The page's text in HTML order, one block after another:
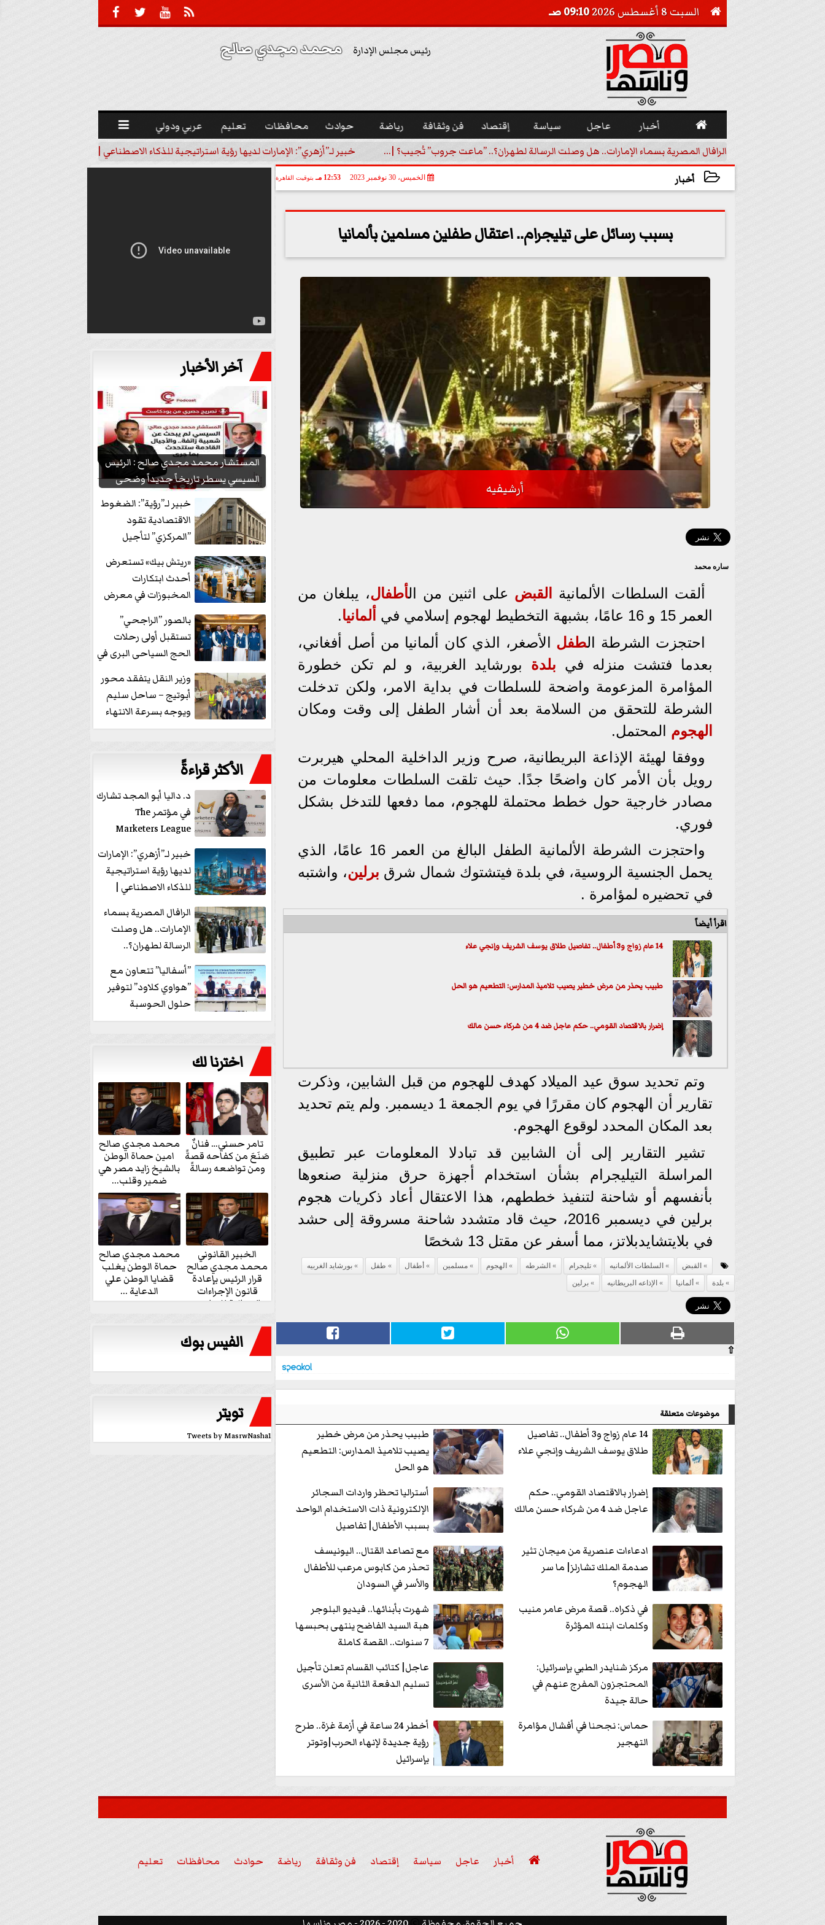
  

 السبت 8 أغسطس 2026 09:10 صـ
رئيس مجلس الإدارة محمد مجدي صالح
 أخبار عاجل سياسة إقتصاد فن وثقافة رياضة حوادث محافظات تعليم عربي ودولي 
الرافال المصرية بسماء الإمارات.. هل وصلت الرسالة لطهران؟.. ”ماعت جروب” تُجيب؟ |... خبير لـ”أزهري”: الإمارات لديها رؤية استراتيجية للذكاء الاصطناعي | فيديو
أخبار الخميس، 30 نوفمبر 2023 12:53 مـ بتوقيت القاهرة
بسبب رسائل على تيليجرام.. اعتقال طفلين مسلمين بألمانيا
أرشيفيه
ساره محمد
ألقت السلطات الألمانية القبض على اثنين من الأطفال، يبلغان من
العمر 15 و 16 عامًا، بشبهة التخطيط لهجوم إسلامي في
ألمانيا.
احتجزت الشرطة الطفل الأصغر، الذي كان ألمانيا من أصل أفغاني،
بعدما فتشت منزله في بلدة بورشايد الغربية، و لم تكن خطورة
المؤامرة المزعومة واضحة للسلطات في بداية الامر، ولكن تدخلت
الشرطة للتحقق من السلامة بعد أن أشار الطفل إلى وقت ومكان
الهجوم المحتمل.
ووفقا لهيئة الإذاعة البريطانية، صرح وزير الداخلية المحلي هيربرت
رويل بأن الأمر كان واضحًا جدًا. حيث تلقت السلطات معلومات من
مصادر خارجية حول خطط محتملة للهجوم، مما دفعها للتدخل بشكل
فوري.
واحتجزت الشرطة الألمانية الطفل البالغ من العمر 16 عامًا، الذي
يحمل الجنسية الروسية، في بلدة فيتشتوك شمال شرق برلين، واشتبه
في تحضيره لمؤامرة .
اقرأ أيضاً
14 عام زواج و3 أطفال.. تفاصيل طلاق يوسف الشريف وإنجي علاء
طبيب يحذر من مرض خطير يصيب تلاميذ المدارس: التطعيم هو الحل
إضرار بالاقتصاد القومي.. حكم عاجل ضد 4 من شركاء حسن مالك
وتم تحديد سوق عيد الميلاد كهدف للهجوم من قبل الشابين، وذكرت
تقارير أن الهجوم كان مقررًا في يوم الجمعة 1 ديسمبر. ولم يتم تحديد
بعد المكان المحدد لوقوع الهجوم.
تشير التقارير إلى أن الشابين قد تبادلا المعلومات عبر تطبيق
المراسلة التيليجرام بشأن استخدام أجهزة حرق منزلية صنعوها
بأنفسهم أو شاحنة لتنفيذ خططهم، هذا الاعتقال أعاد ذكريات هجوم
برلين في ديسمبر 2016، حيث قاد متشدد شاحنة مسروقة إلى حشد
في بلايتشايدبلاتز، مما أسفر عن مقتل 13 شخصًا
القبض السلطات الألمانيه تليجرام الشرطه الهجوم مسلمين أطفال طفل
بورشايد الغربيه
بلدة
ألمانيا الإذاعه البريطانيه برلين
⇧
موضوعات متعلقة
14 عام زواج و3 أطفال.. تفاصيل
طلاق يوسف الشريف وإنجي علاء
طبيب يحذر من مرض خطير
يصيب تلاميذ المدارس: التطعيم
هو الحل
إضرار بالاقتصاد القومي.. حكم
عاجل ضد 4 من شركاء حسن مالك
أستراليا تحظر واردات السجائر
الإلكترونية ذات الاستخدام الواحد
بسبب الأطفال| تفاصيل
ادعاءات عنصرية من ميجان تثير
صدمة الملك تشارلز| ما سر
الهجوم؟
مع تصاعد القتال.. اليونيسف
تحذر من كابوس مرعب للأطفال
والأسر في السودان
في ذكراه.. قصة مرض عامر منيب
وكلمات ابنته المؤثرة
شهرت بأبنائها.. فيديو البلوجر
هبة السيد الفاضح ينتهى بحبسها
7 سنوات.. القصة كاملة
مركز شنايدر الطبي بإسرائيل:
المحتجزون المفرج عنهم في
حالة جيدة
عاجل| كتائب القسام تعلن تأجيل
تسليم الدفعة الثانية من الأسرى
حماس: نجحنا في أفشال مؤامرة
التهجير
أخطر 24 ساعة في أزمة غزة.. طرح
رؤية جديدة لإنهاء الحرب|وتوتر
بإسرائيل
آخر الأخبار
المستشار محمد مجدي صالح : الرئيس
السيسي يسطر تاريخاً جديداً وضحى
بشعبيته...
خبير لـ”رؤية”: الضغوط
الاقتصادية تقود
”المركزي” لتأجيل
«ريتش بيك» تستعرض
أحدث ابتكارات
المخبوزات في معرض
منتجات...
بالصور ”الراجحي”
تستقبل أولى رحلات
الحج السياحى البرى في
وزير النقل يتفقد محور
أبوتيج – ساحل سليم
ويوجه بسرعة الانتهاء
من...
الأكثر قراءةً
د. داليا أبو المجد تشارك
في مؤتمر The
Marketers League
وتدير جلسة...
خبير لـ”أزهري”: الإمارات
لديها رؤية استراتيجية
للذكاء الاصطناعي |
الرافال المصرية بسماء
الإمارات.. هل وصلت
الرسالة لطهران؟..
”ماعت جروب” تُجيب؟
|...
”أسفاليا” تتعاون مع
”هواوي كلاود” لتوفير
حلول الحوسبة
السحابية والأمن
اخترنا لك
تامر حسني… فنانٌ
صَنَعَ من كفاحه قصةً
ومن تواضعه رسالةً
محمد مجدي صالح
امين حماة الوطن
بالشيخ زايد مصر هي
ضمير وقلب...
الخبير القانوني
محمد مجدي صالح
قرار الرئيس بإعادة
قانون الإجراءات
الجنائية للنواب...
محمد مجدي صالح
حماة الوطن يغلب
قضايا الوطن علي
الدعاية ...
الفيس بوك
تويتر
Tweets by MasrwNasha1
 أخبار عاجل سياسة إقتصاد فن وثقافة رياضة حوادث محافظات
تعليم